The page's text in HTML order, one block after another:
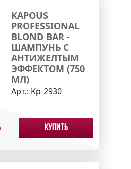
KAPOUS
PROFESSIONAL
BLOND BAR -
ШАМПУНЬ С
АНТИЖЕЛТЫМ
ЭФФЕКТОМ (750
МЛ)
Арт.: Kp-2930
Купить